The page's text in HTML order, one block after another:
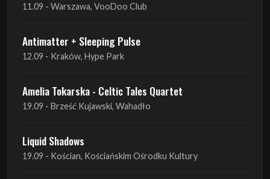
11.09 - Warszawa, VooDoo Club
Antimatter + Sleeping Pulse
12.09 - Kraków, Hype Park
Amelia Tokarska - Celtic Tales Quartet
19.09 - Brześć Kujawski, Wahadło
Liquid Shadows
19.09 - Kościan, Kościańskim Ośrodku Kultury